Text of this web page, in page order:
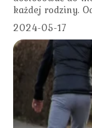
każdej rodziny.
2024-05-17